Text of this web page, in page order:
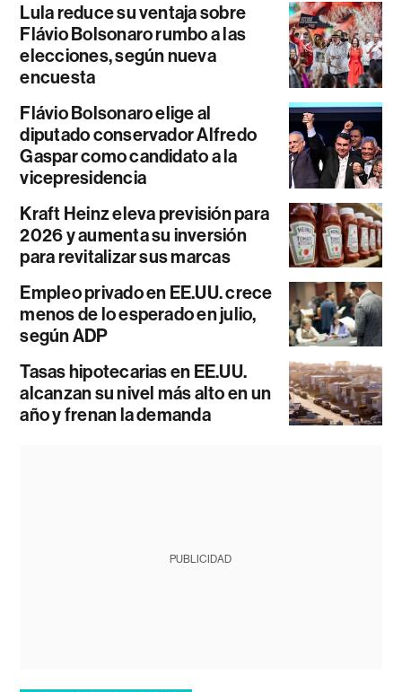
Lula reduce su ventaja sobre
Flávio Bolsonaro rumbo a las
elecciones, según nueva
encuesta
Flávio Bolsonaro elige al
diputado conservador Alfredo
Gaspar como candidato a la
vicepresidencia
Kraft Heinz eleva previsión para
2026 y aumenta su inversión
para revitalizar sus marcas
Empleo privado en EE.UU. crece
menos de lo esperado en julio,
según ADP
Tasas hipotecarias en EE.UU.
alcanzan su nivel más alto en un
año y frenan la demanda
PUBLICIDAD